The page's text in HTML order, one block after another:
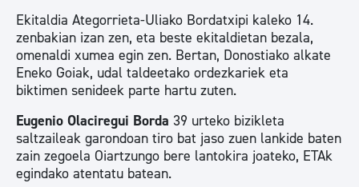
Ekitaldia Ategorrieta-Uliako Bordatxipi kaleko 14.
zenbakian izan zen, eta beste ekitaldietan bezala,
omenaldi xumea egin zen. Bertan, Donostiako alkate
Eneko Goiak, udal taldeetako ordezkariek eta
biktimen senideek parte hartu zuten.
Eugenio Olaciregui Borda 39 urteko bizikleta
saltzaileak garondoan tiro bat jaso zuen lankide baten
zain zegoela Oiartzungo bere lantokira joateko, ETAk
egindako atentatu batean.